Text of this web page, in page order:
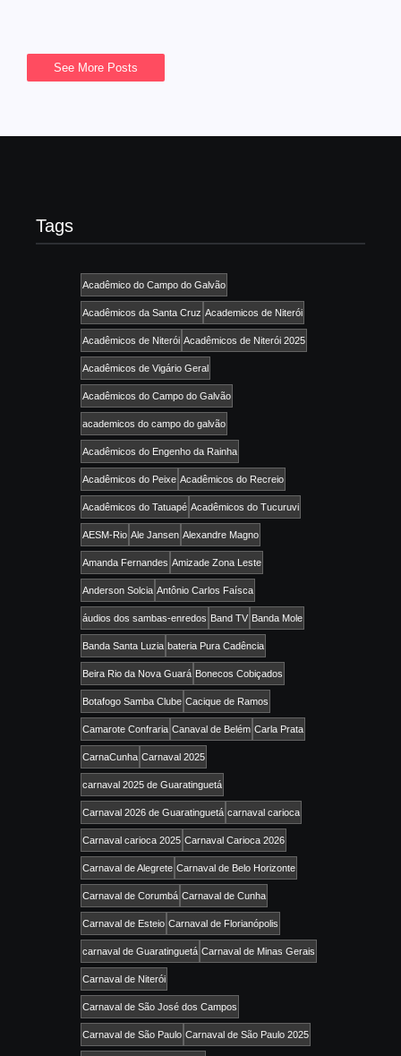
See More Posts
Tags
Acadêmico do Campo do Galvão
Acadêmicos da Santa Cruz Academicos de Niterói
Acadêmicos de Niterói Acadêmicos de Niterói 2025
Acadêmicos de Vigário Geral
Acadêmicos do Campo do Galvão
academicos do campo do galvão
Acadêmicos do Engenho da Rainha
Acadêmicos do Peixe Acadêmicos do Recreio
Acadêmicos do Tatuapé Acadêmicos do Tucuruvi
AESM-Rio Ale Jansen Alexandre Magno
Amanda Fernandes Amizade Zona Leste
Anderson Solcia Antônio Carlos Faísca
áudios dos sambas-enredos Band TV Banda Mole
Banda Santa Luzia bateria Pura Cadência
Beira Rio da Nova Guará Bonecos Cobiçados
Botafogo Samba Clube Cacique de Ramos
Camarote Confraria Canaval de Belém Carla Prata
CarnaCunha Carnaval 2025
carnaval 2025 de Guaratinguetá
Carnaval 2026 de Guaratinguetá carnaval carioca
Carnaval carioca 2025 Carnaval Carioca 2026
Carnaval de Alegrete Carnaval de Belo Horizonte
Carnaval de Corumbá Carnaval de Cunha
Carnaval de Esteio Carnaval de Florianópolis
carnaval de Guaratinguetá Carnaval de Minas Gerais
Carnaval de Niterói
Carnaval de São José dos Campos
Carnaval de São Paulo Carnaval de São Paulo 2025